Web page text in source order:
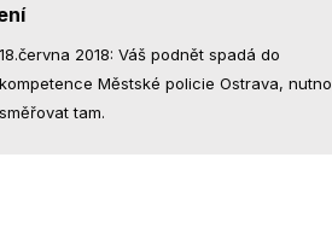
18.června 2018: Váš podnět spadá do
kompetence Městské policie Ostrava, nutno
směřovat tam.